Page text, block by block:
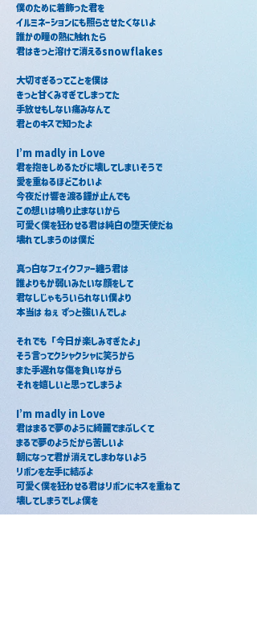
僕のために着飾った君を
イルミネーションにも照らさせたくないよ
誰かの瞳の熱に触れたら
君はきっと溶けて消えるsnowflakes
大切すぎるってことを僕は
きっと甘くみすぎてしまってた
手放せもしない痛みなんて
君とのキスで知ったよ
I’m madly in Love
君を抱きしめるたびに壊してしまいそうで
愛を重ねるほどこわいよ
今夜だけ響き渡る鐘が止んでも
この想いは鳴り止まないから
可愛く僕を狂わせる君は純白の堕天使だね
壊れてしまうのは僕だ
真っ白なフェイクファー纏う君は
誰よりもか弱いみたいな顔をして
君なしじゃもういられない僕より
本当は ねぇ ずっと強いんでしょ
それでも「今日が楽しみすぎたよ」
そう言ってクシャクシャに笑うから
また手遅れな傷を負いながら
それを嬉しいと思ってしまうよ
I’m madly in Love
君はまるで夢のように綺麗でまぶしくて
まるで夢のようだから苦しいよ
朝になって君が消えてしまわないよう
リボンを左手に結ぶよ
可愛く僕を狂わせる君はリボンにキスを重ねて
壊してしまうでしょ僕を